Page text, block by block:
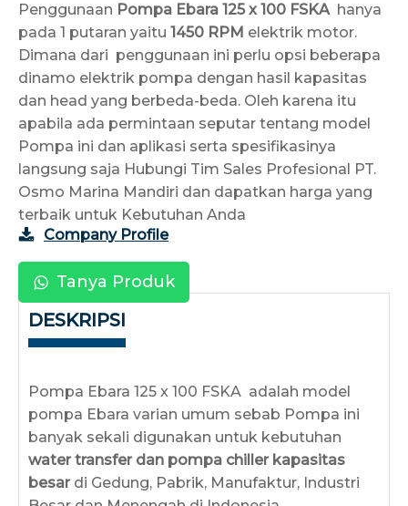
Penggunaan Pompa Ebara 125 x 100 FSKA hanya
pada 1 putaran yaitu 1450 RPM elektrik motor.
Dimana dari penggunaan ini perlu opsi beberapa
dinamo elektrik pompa dengan hasil kapasitas
dan head yang berbeda-beda. Oleh karena itu
apabila ada permintaan seputar tentang model
Pompa ini dan aplikasi serta spesifikasinya
langsung saja Hubungi Tim Sales Profesional PT.
Osmo Marina Mandiri dan dapatkan harga yang
terbaik untuk Kebutuhan Anda
Company Profile
Tanya Produk
DESKRIPSI
Pompa Ebara 125 x 100 FSKA adalah model
pompa Ebara varian umum sebab Pompa ini
banyak sekali digunakan untuk kebutuhan
water transfer dan pompa chiller kapasitas
besar di Gedung, Pabrik, Manufaktur, Industri